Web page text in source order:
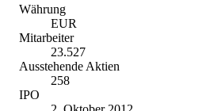
Währung
EUR
Mitarbeiter
23.527
Ausstehende Aktien
258
IPO